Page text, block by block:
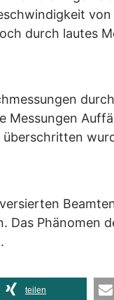
durch lautes
Messungen
Phänomen
teilen